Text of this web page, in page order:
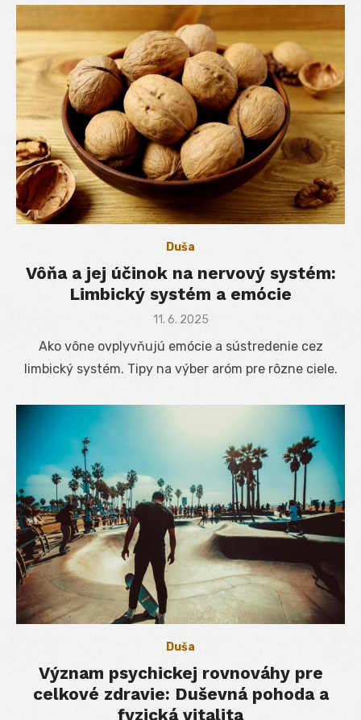
Duša
Vôňa a jej účinok na nervový systém:
Limbický systém a emócie
Posted
11. 6. 2025
Ako vône ovplyvňujú emócie a sústredenie cez
limbický systém. Tipy na výber aróm pre rôzne ciele.
Duša
Význam psychickej rovnováhy pre
celkové zdravie: Duševná pohoda a
fyzická vitalita